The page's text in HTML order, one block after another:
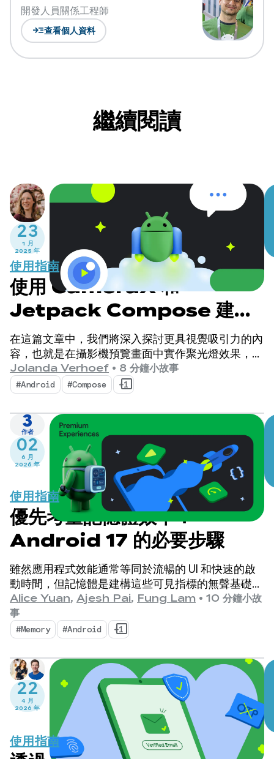
開發人員關係工程師
read_more查看個人資料
繼續閱讀
23
1 月
2025 年
使用指南
使用 CameraX 和
Jetpack Compose 建立
聚光燈效果
在這篇文章中，我們將深入探討更具視覺吸引力的內
容，也就是在攝影機預覽畫面中實作聚光燈效果，並
以臉部偵測做為效果的基礎。
Jolanda Verhoef • 8 分鐘小故事
#Android #Compose +1
3
作者
02
6 月
2026 年
使用指南
優先考量記憶體效率：
Android 17 的必要步驟
雖然應用程式效能通常等同於流暢的 UI 和快速的啟
動時間，但記憶體是建構這些可見指標的無聲基礎。
眾所皆知，裝置記憶體的重要性與日俱增。
Alice Yuan, Ajesh Pai, Fung Lam • 10 分鐘小故
事
#Memory #Android +1
22
4 月
2026 年
使用指南